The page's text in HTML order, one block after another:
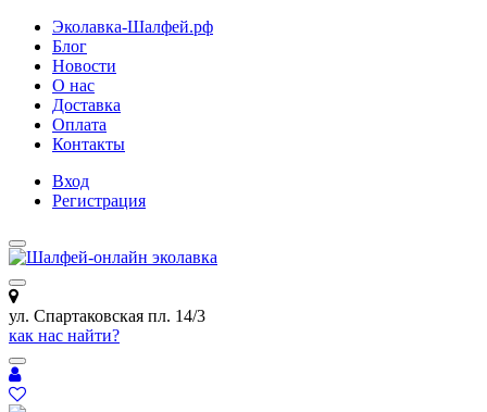
Эколавка-Шалфей.рф
Блог
Новости
О нас
Доставка
Оплата
Контакты
Вход
Регистрация
ул. Спартаковская пл. 14/3
как нас найти?